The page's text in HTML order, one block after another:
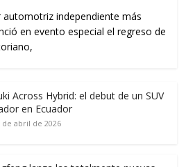
automotriz independiente más
en evento especial el regreso de
Across Hybrid: el debut de un SUV
en Ecuador
de abril de 2026